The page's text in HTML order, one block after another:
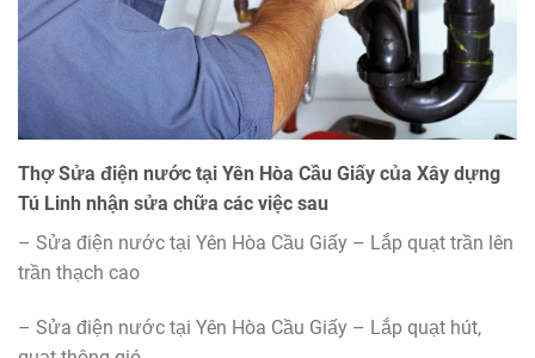
Thợ Sửa điện nước tại Yên Hòa Cầu Giấy của Xây dựng
Tú Linh nhận sửa chữa các việc sau
– Sửa điện nước tại Yên Hòa Cầu Giấy – Lắp quạt trần lên
trần thạch cao
– Sửa điện nước tại Yên Hòa Cầu Giấy – Lắp quạt hút,